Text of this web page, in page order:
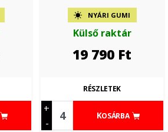
NYÁRI GUMI
Külső raktár
19 790 Ft
+
-
KOSÁRBA
RÉSZLETEK